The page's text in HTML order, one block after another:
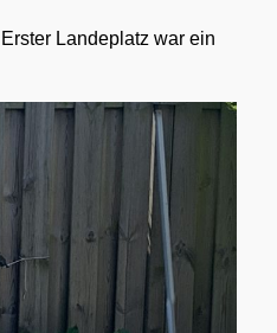
Landeplatz war ein